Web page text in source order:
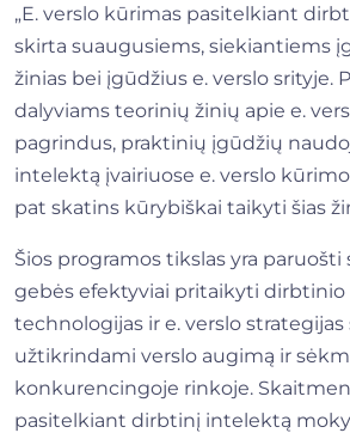
„E. verslo kūrimas pasitelkiant
skirta suaugusiems, siekiantiems
žinias bei įgūdžius e. verslo srityje.
dalyviams teorinių žinių apie e.
pagrindus, praktinių įgūdžių
intelektą įvairiuose e. verslo
pat skatins kūrybiškai taikyti šias
Šios programos tikslas yra paruošti
gebės efektyviai pritaikyti
technologijas ir e. verslo strategijas
užtikrindami verslo augimą ir
konkurencingoje rinkoje.
pasitelkiant dirbtinį intelektą